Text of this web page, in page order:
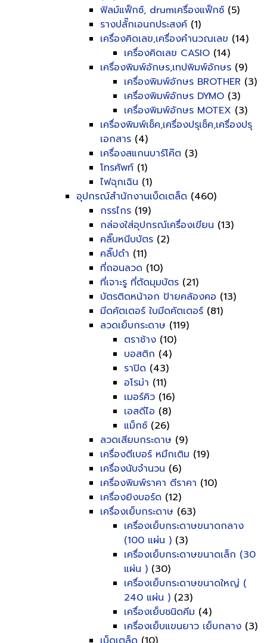
ฟิลม์แฟ็กซ์, drumเครื่องแฟ็กซ์ (5)
รางปลั๊กเอนกประสงค์ (1)
เครื่องคิดเลข,เครื่องคำนวณเลข (14)
เครื่องคิดเลข CASIO (14)
เครื่องพิมพ์อักษร,เทปพิมพ์อักษร (9)
เครื่องพิมพ์อักษร BROTHER (3)
เครื่องพิมพ์อักษร DYMO (3)
เครื่องพิมพ์อักษร MOTEX (3)
เครื่องพิมพ์เช็ค,เครื่องปรุเช็ค,เครื่องปรุ
เอกสาร (4)
เครื่องสแกนบาร์โค๊ต (3)
โทรศัพท์ (1)
ไฟฉุกเฉิน (1)
อุปกรณ์สำนักงานเบ็ดเตล็ด (460)
กรรไกร (19)
กล่องใส่อุปกรณ์เครื่องเขียน (13)
คลิ๊บหนีบบัตร (2)
คลิ๊ปดำ (11)
ที่ถอนลวด (10)
ที่เจาะรู ที่ตัดมุมบัตร (21)
บัตรติดหน้าอก ป้ายคล้องคอ (13)
มีดคัตเตอร์ ใบมีดคัตเตอร์ (81)
ลวดเย็บกระดาษ (119)
ตราช้าง (10)
บอสติก (4)
ราปิด (43)
อโรม่า (11)
เมอร์คิว (16)
เอสดีไอ (8)
แม็กซ์ (26)
ลวดเสียบกระดาษ (9)
เครื่องตีเบอร์ หมึกเติม (19)
เครื่องนับจำนวน (6)
เครื่องพิมพ์ราคา ตีราคา (10)
เครื่องยิงบอร์ด (12)
เครื่องเย็บกระดาษ (63)
เครื่องเย็บกระดาษขนาดกลาง
(100 แผ่น ) (3)
เครื่องเย็บกระดาษขนาดเล็ก (30
แผ่น ) (30)
เครื่องเย็บกระดาษขนาดใหญ่ (
240 แผ่น ) (23)
เครื่องเย็บชนิดคีม (4)
เครื่องเย็บแขนยาว เย็บกลาง (3)